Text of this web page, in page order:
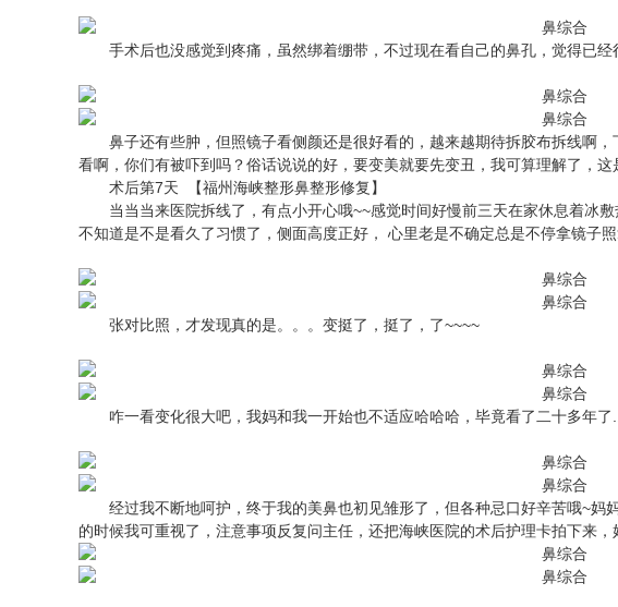
手术后也没感觉到疼痛，虽然绑着绷带，不过现在看自己的鼻孔，觉得已经
鼻子还有些肿，但照镜子看侧颜还是很好看的，越来越期待拆胶布拆线啊，
看啊，你们有被吓到吗？俗话说说的好，要变美就要先变丑，我可算理解了，
术后第7天 【福州海峡整形鼻整形修复】
当当当来医院拆线了，有点小开心哦~~感觉时间好慢前三天在家休息着冰
不知道是不是看久了习惯了，侧面高度正好， 心里老是不确定总是不停拿镜子
张对比照，才发现真的是。。。变挺了，挺了，了~~~~
咋一看变化很大吧，我妈和我一开始也不适应哈哈哈，毕竟看了二十多年了...
经过我不断地呵护，终于我的美鼻也初见雏形了，但各种忌口好辛苦哦~妈
的时候我可重视了，注意事项反复问主任，还把海峡医院的术后护理卡拍下来